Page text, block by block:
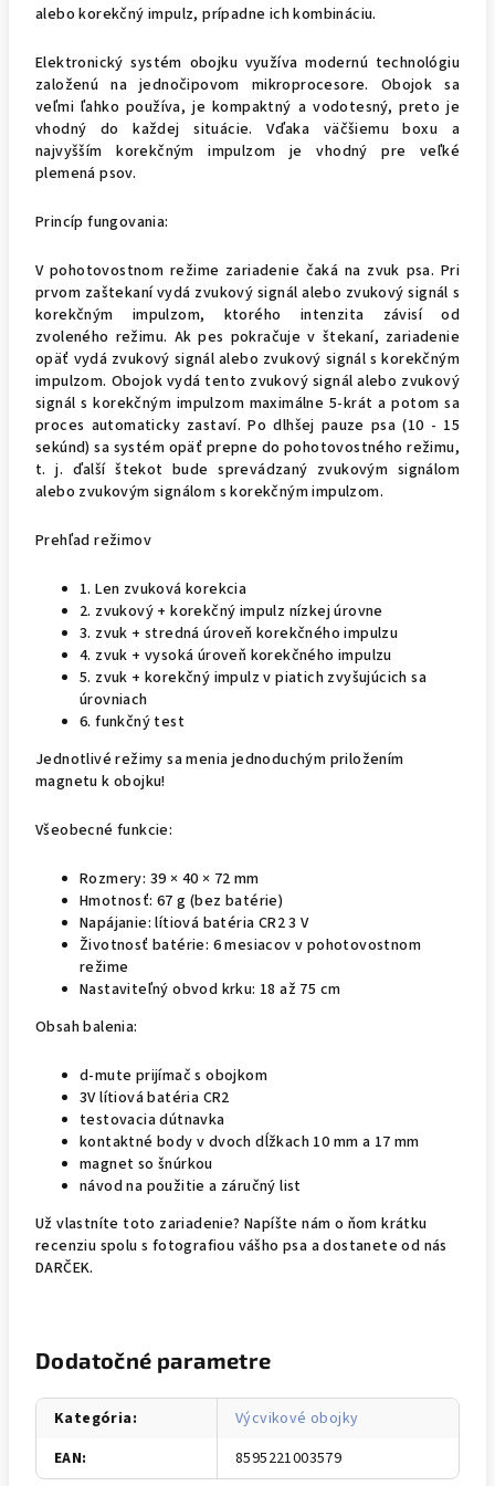
alebo korekčný impulz, prípadne ich kombináciu.
Elektronický systém obojku využíva modernú technológiu
založenú na jednočipovom mikroprocesore. Obojok sa
veľmi ľahko používa, je kompaktný a vodotesný, preto je
vhodný do každej situácie. Vďaka väčšiemu boxu a
najvyšším korekčným impulzom je vhodný pre veľké
plemená psov.
Princíp fungovania:
V pohotovostnom režime zariadenie čaká na zvuk psa. Pri
prvom zaštekaní vydá zvukový signál alebo zvukový signál s
korekčným impulzom, ktorého intenzita závisí od
zvoleného režimu. Ak pes pokračuje v štekaní, zariadenie
opäť vydá zvukový signál alebo zvukový signál s korekčným
impulzom. Obojok vydá tento zvukový signál alebo zvukový
signál s korekčným impulzom maximálne 5-krát a potom sa
proces automaticky zastaví. Po dlhšej pauze psa (10 - 15
sekúnd) sa systém opäť prepne do pohotovostného režimu,
t. j. ďalší štekot bude sprevádzaný zvukovým signálom
alebo zvukovým signálom s korekčným impulzom.
Prehľad režimov
1. Len zvuková korekcia
2. zvukový + korekčný impulz nízkej úrovne
3. zvuk + stredná úroveň korekčného impulzu
4. zvuk + vysoká úroveň korekčného impulzu
5. zvuk + korekčný impulz v piatich zvyšujúcich sa
úrovniach
6. funkčný test
Jednotlivé režimy sa menia jednoduchým priložením
magnetu k obojku!
Všeobecné funkcie:
Rozmery: 39 × 40 × 72 mm
Hmotnosť: 67 g (bez batérie)
Napájanie: lítiová batéria CR2 3 V
Životnosť batérie: 6 mesiacov v pohotovostnom
režime
Nastaviteľný obvod krku: 18 až 75 cm
Obsah balenia:
d-mute prijímač s obojkom
3V lítiová batéria CR2
testovacia dútnavka
kontaktné body v dvoch dĺžkach 10 mm a 17 mm
magnet so šnúrkou
návod na použitie a záručný list
Už vlastníte toto zariadenie? Napíšte nám o ňom krátku
recenziu spolu s fotografiou vášho psa a dostanete od nás
DARČEK.
Dodatočné parametre
Kategória:
Výcvikové obojky
EAN: 8595221003579